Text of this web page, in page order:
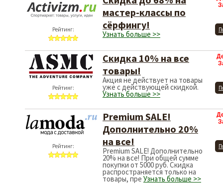
Рейтинг:
мастер-классы по
сёрфингу!
Узнать больше >>
Рейтинг:
Скидка 10% на все
товары!
Акция не действует на товары
уже с действующей скидкой.
Узнать больше >>
Рейтинг:
Premium SALE!
Дополнительно 20%
на все!
Premium SALE! Дополнительно
20% на все! При общей сумме
покупки от 5000 руб. Скидка
распространяется только на
товары, пре Узнать больше >>